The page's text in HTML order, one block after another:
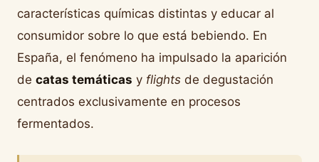
características químicas distintas y educar al
consumidor sobre lo que está bebiendo. En
España, el fenómeno ha impulsado la aparición
de catas temáticas y flights de degustación
centrados exclusivamente en procesos
fermentados.